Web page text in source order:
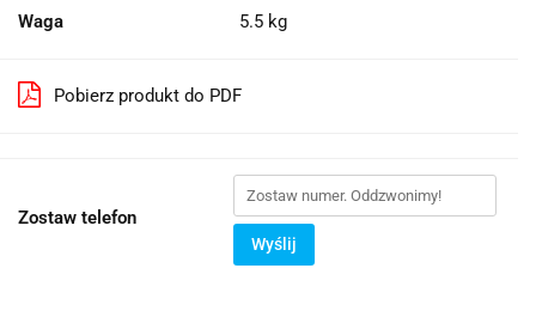
Waga 5.5 kg
Pobierz produkt do PDF
Zostaw telefon
Wyślij